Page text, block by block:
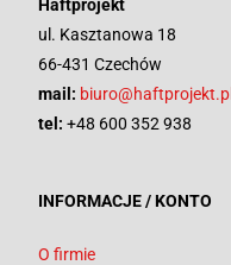
Haftprojekt
ul. Kasztanowa 18
66-431 Czechów
mail: biuro@haftprojekt.pl
tel: +48 600 352 938
INFORMACJE / KONTO
O firmie